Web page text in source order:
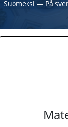
Suomeksi ― På